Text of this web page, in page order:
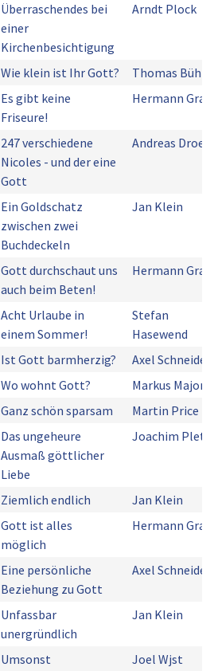
Überraschendes bei
einer
Kirchenbesichtigung
Arndt Plock
Wie klein ist Ihr Gott? Thomas Bühne
Es gibt keine
Friseure!
Hermann
247 verschiedene
Nicoles - und der eine
Gott
Andreas
Ein Goldschatz
zwischen zwei
Buchdeckeln
Jan Klein
Gott durchschaut uns
auch beim Beten!
Hermann
Acht Urlaube in
einem Sommer!
Stefan
Hasewend
Ist Gott barmherzig? Axel Schneider
Wo wohnt Gott? Markus
Ganz schön sparsam Martin Price
Das ungeheure
Ausmaß göttlicher
Liebe
Joachim
Ziemlich endlich Jan Klein
Gott ist alles
möglich
Hermann
Eine persönliche
Beziehung zu Gott
Axel Schneider
Unfassbar
unergründlich
Jan Klein
Umsonst Joel Wjst